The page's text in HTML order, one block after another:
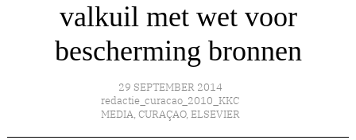
valkuil met wet voor
bescherming bronnen
29 SEPTEMBER 2014
redactie_curacao_2010_KKC
MEDIA, CURAÇAO, ELSEVIER